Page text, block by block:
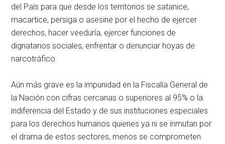
del País para que desde los territorios se satanice,
macartice, persiga o asesine por el hecho de ejercer
derechos, hacer veeduría, ejercer funciones de
dignatarios sociales, enfrentar o denunciar hoyas de
narcotráfico.
Aún más grave es la impunidad en la Fiscalía General de
la Nación con cifras cercanas o superiores al 95% o la
indiferencia del Estado y de sus instituciones especiales
para los derechos humanos quienes ya ni se inmutan por
el drama de estos sectores, menos se comprometen